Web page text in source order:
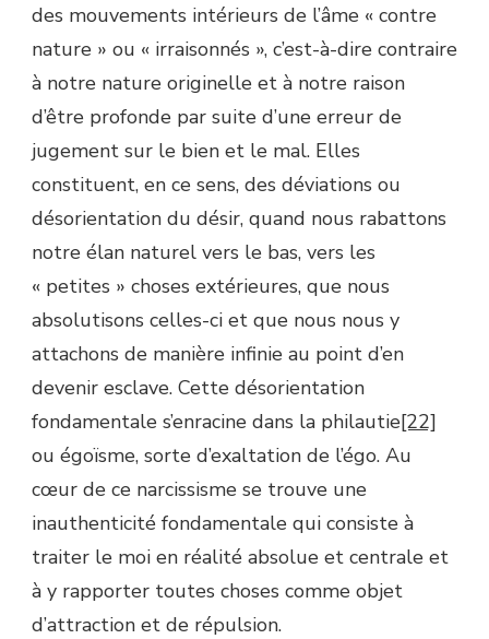
des mouvements intérieurs de l’âme « contre
nature » ou « irraisonnés », c’est-à-dire contraire
à notre nature originelle et à notre raison
d’être profonde par suite d’une erreur de
jugement sur le bien et le mal. Elles
constituent, en ce sens, des déviations ou
désorientation du désir, quand nous rabattons
notre élan naturel vers le bas, vers les
« petites » choses extérieures, que nous
absolutisons celles-ci et que nous nous y
attachons de manière infinie au point d’en
devenir esclave. Cette désorientation
fondamentale s’enracine dans la philautie[22]
ou égoïsme, sorte d’exaltation de l’égo. Au
cœur de ce narcissisme se trouve une
inauthenticité fondamentale qui consiste à
traiter le moi en réalité absolue et centrale et
à y rapporter toutes choses comme objet
d’attraction et de répulsion.